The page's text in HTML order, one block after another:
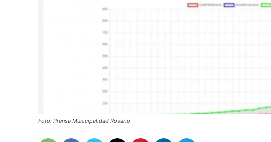
Foto: Prensa Municipalidad Rosario